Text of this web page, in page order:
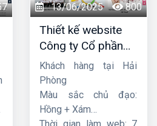
13/06/2025 800
Thiết kế website
Công ty Cổ phần
dịch vụ hàng hải
Sen
Khách hàng tại Hải
Phòng
Màu sắc chủ đạo:
Hồng + Xám
Thời gian làm web: 7